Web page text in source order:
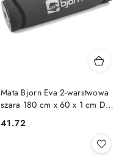
Mata Bjorn Eva 2-warstwowa
szara 180 cm x 60 x 1 cm DK
2267-4
Cena:
41.72